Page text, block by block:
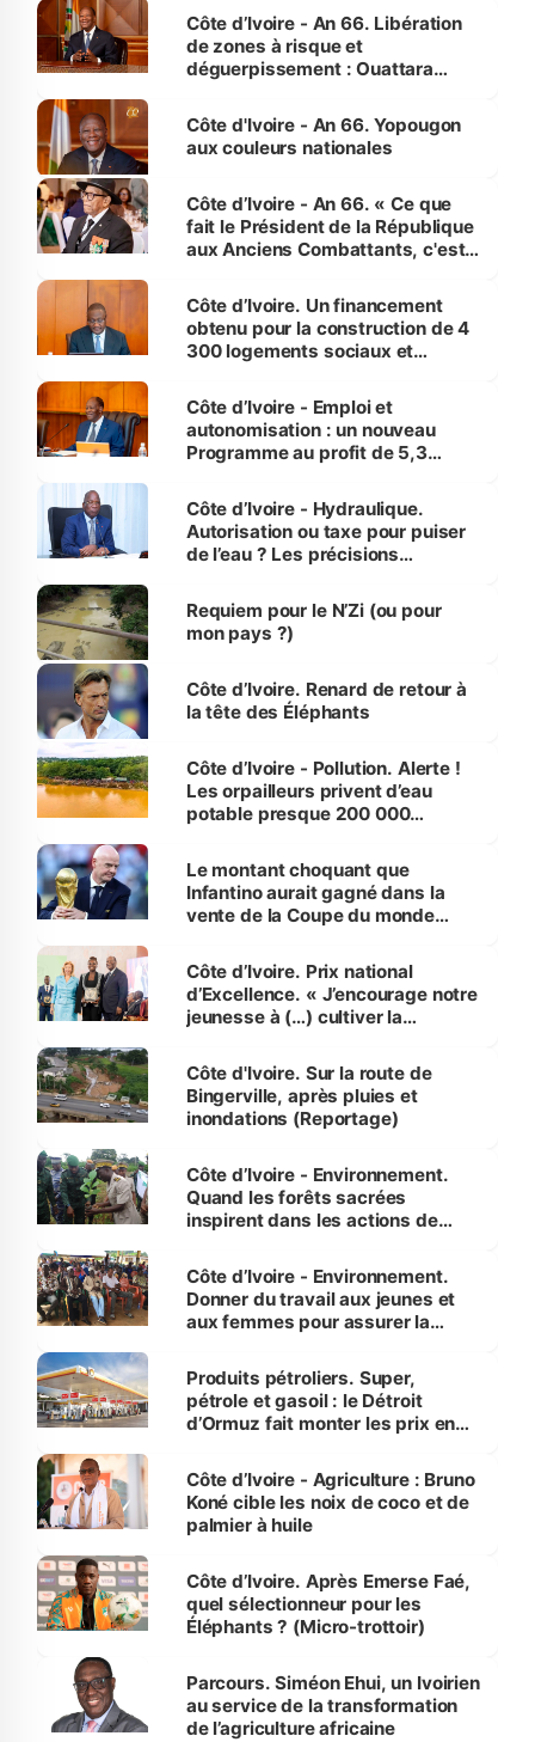
milieu des sinistrés
Côte d’Ivoire - An 66. Libération
de zones à risque et
déguerpissement : Ouattara
l'Etat de droit pour préserver les
vies humaines »
Côte d'Ivoire - An 66. Yopougon
aux couleurs nationales
Côte d’Ivoire - An 66. « Ce que
fait le Président de la République
aux Anciens Combattants, c'est
Côte d’Ivoire. Un financement
obtenu pour la construction de 4
300 logements sociaux et
et Yamoussoukro
Côte d’Ivoire - Emploi et
autonomisation : un nouveau
Programme au profit de 5,3
Côte d’Ivoire - Hydraulique.
Autorisation ou taxe pour puiser
de l’eau ? Les précisions
Requiem pour le N’Zi (ou pour
mon pays ?)
Côte d’Ivoire. Renard de retour à
la tête des Éléphants
Côte d’Ivoire - Pollution. Alerte !
Les orpailleurs privent d’eau
potable presque 200 000
Le montant choquant que
Infantino aurait gagné dans la
vente de la Coupe du monde
Côte d’Ivoire. Prix national
d’Excellence. « J’encourage notre
jeunesse à (…) cultiver la
(Alassane Ouattara
Côte d'Ivoire. Sur la route de
Bingerville, après pluies et
inondations (Reportage)
Côte d’Ivoire - Environnement.
Quand les forêts sacrées
inspirent dans les actions de
Côte d’Ivoire - Environnement.
Donner du travail aux jeunes et
aux femmes pour assurer la
menacées
Produits pétroliers. Super,
pétrole et gasoil : le Détroit
d’Ormuz fait monter les prix en
Côte d’Ivoire - Agriculture : Bruno
Koné cible les noix de coco et de
palmier à huile
Côte d’Ivoire. Après Emerse Faé,
quel sélectionneur pour les
Éléphants ? (Micro-trottoir)
Parcours. Siméon Ehui, un Ivoirien
au service de la transformation
de l’agriculture africaine